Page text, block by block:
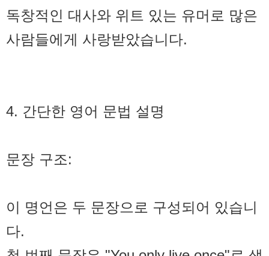
독창적인 대사와 위트 있는 유머로 많은
사람들에게 사랑받았습니다.
4. 간단한 영어 문법 설명
문장 구조:
이 명언은 두 문장으로 구성되어 있습니
다.